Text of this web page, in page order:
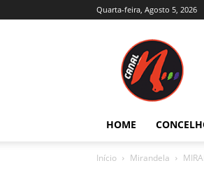
Quarta-feira, Agosto 5, 2026
HOME
Início Mirandela